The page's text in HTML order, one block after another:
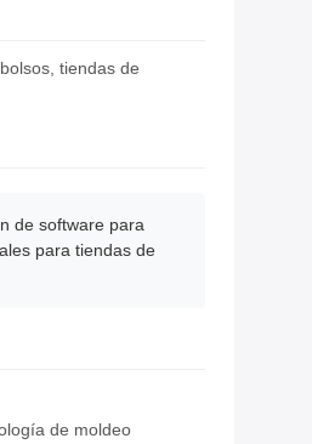
tiendas de
de software para
para tiendas de
de moldeo